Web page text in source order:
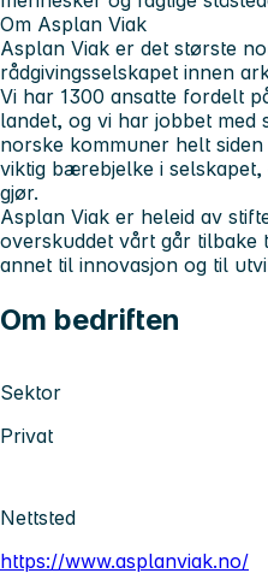
Om Asplan Viak
Asplan Viak er det største
rådgivingsselskapet innen
Vi har 1300 ansatte fordelt
landet, og vi har jobbet med
norske kommuner helt
viktig bærebjelke i
gjør.
Asplan Viak er heleid av
overskuddet vårt går
annet til innovasjon og til
Om bedriften
Sektor
Privat
Nettsted
https://www.asplanviak.no/